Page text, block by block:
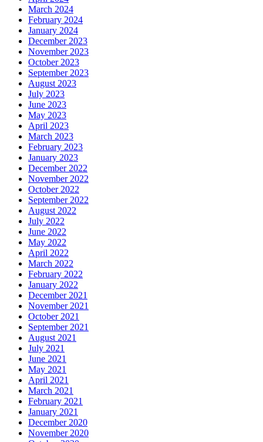
March 2024
February 2024
January 2024
December 2023
November 2023
October 2023
September 2023
August 2023
July 2023
June 2023
May 2023
April 2023
March 2023
February 2023
January 2023
December 2022
November 2022
October 2022
September 2022
August 2022
July 2022
June 2022
May 2022
April 2022
March 2022
February 2022
January 2022
December 2021
November 2021
October 2021
September 2021
August 2021
July 2021
June 2021
May 2021
April 2021
March 2021
February 2021
January 2021
December 2020
November 2020